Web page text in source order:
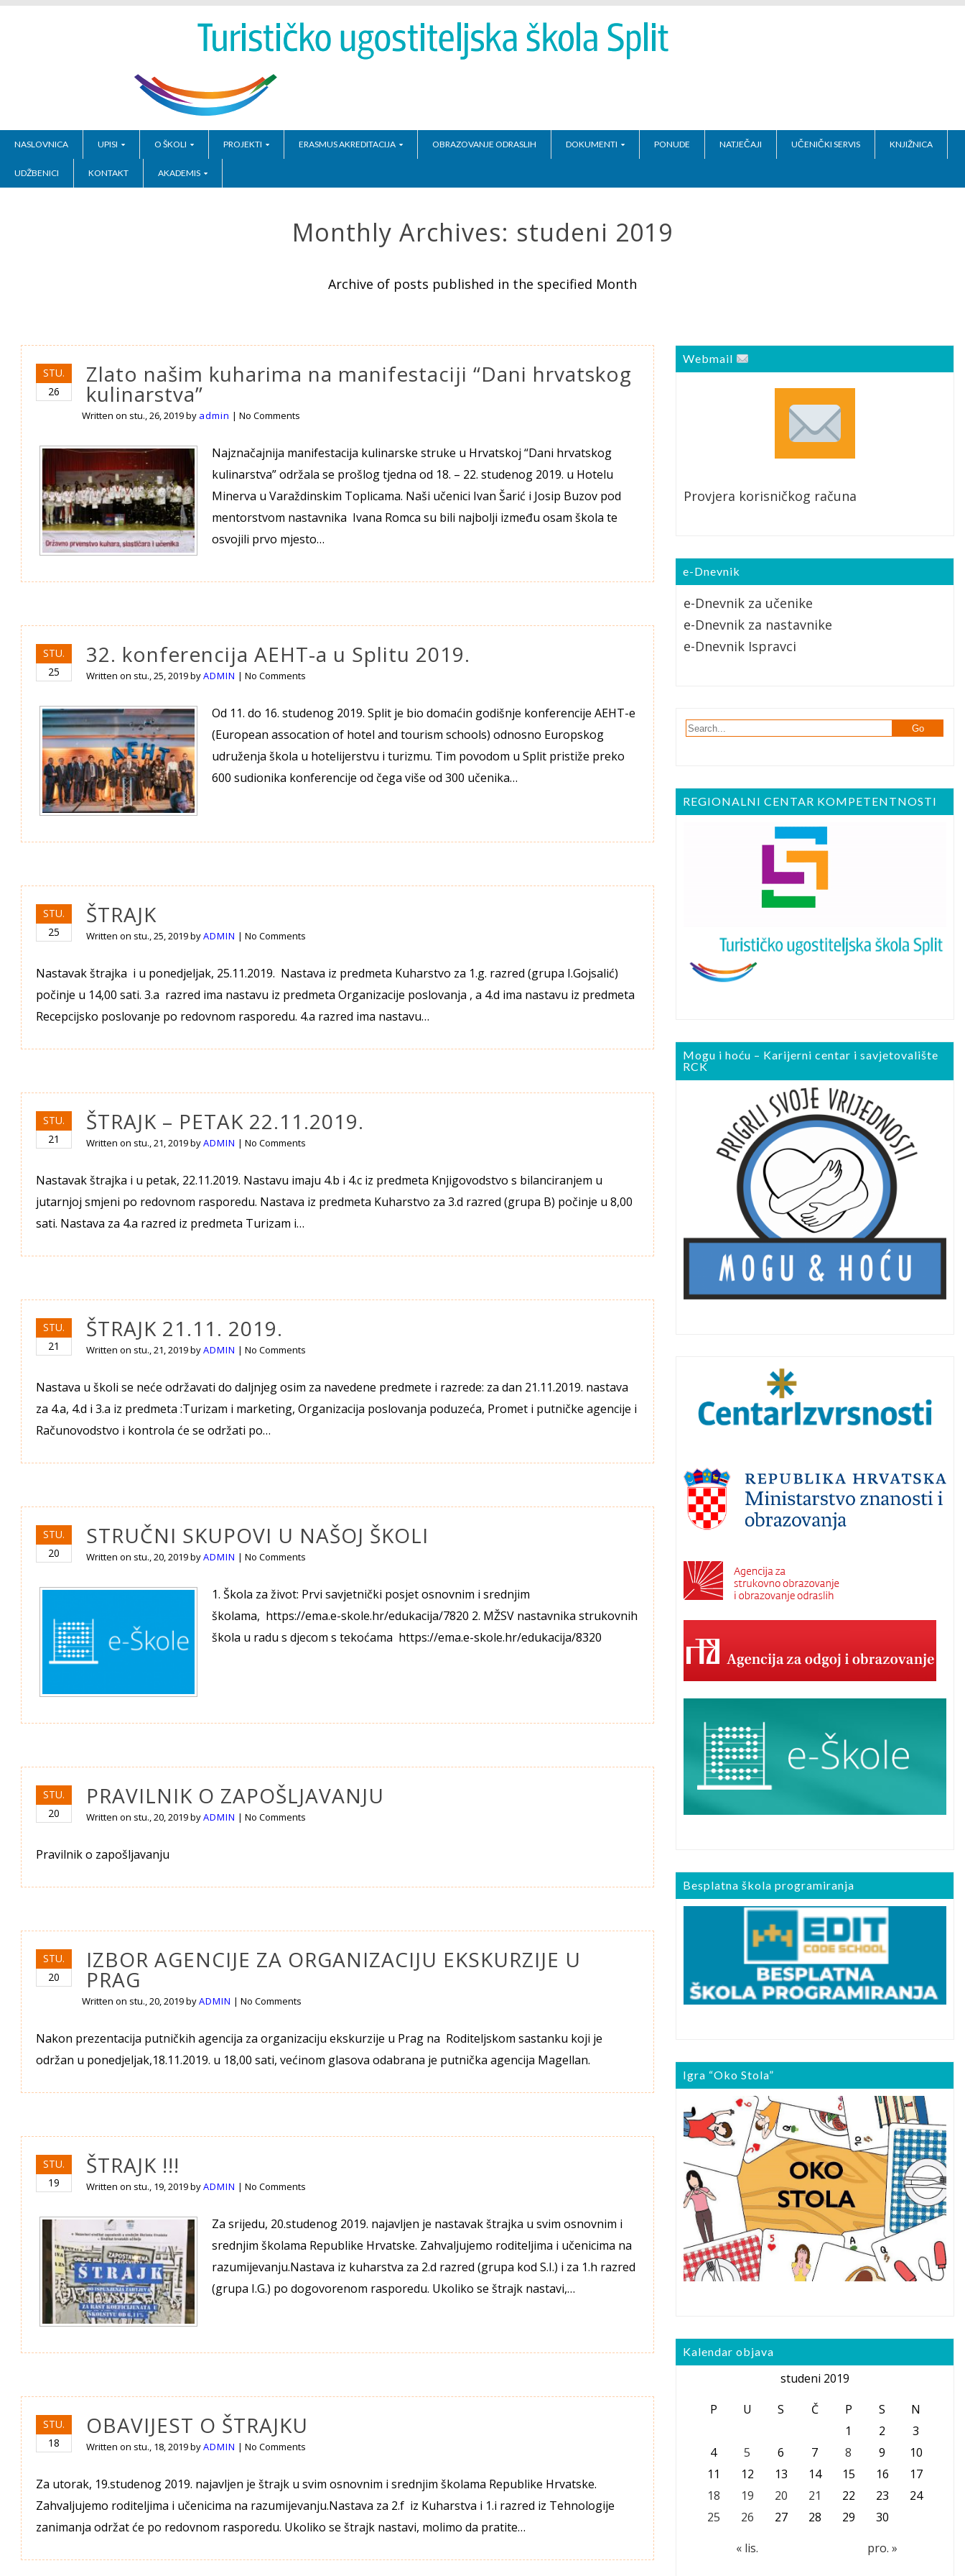
NASLOVNICA UPISI O ŠKOLI PROJEKTI ERASMUS AKREDITACIJA OBRAZOVANJE ODRASLIH DOKUMENTI PONUDE NATJEČAJI UČENIČKI SERVIS KNJIŽNICA
UDŽBENICI KONTAKT AKADEMIS
Monthly Archives: studeni 2019
Archive of posts published in the specified Month
STU.
26
Zlato našim kuharima na manifestaciji “Dani hrvatskog
kulinarstva”
Written on stu., 26, 2019by admin |No Comments
Najznačajnija manifestacija kulinarske struke u Hrvatskoj “Dani hrvatskog
kulinarstva” održala se prošlog tjedna od 18. – 22. studenog 2019. u Hotelu
Minerva u Varaždinskim Toplicama. Naši učenici Ivan Šarić i Josip Buzov pod
mentorstvom nastavnika Ivana Romca su bili najbolji između osam škola te
osvojili prvo mjesto…
STU.
25
32. konferencija AEHT-a u Splitu 2019.
Written on stu., 25, 2019byADMIN |No Comments
Od 11. do 16. studenog 2019. Split je bio domaćin godišnje konferencije AEHT-e
(European assocation of hotel and tourism schools) odnosno Europskog
udruženja škola u hotelijerstvu i turizmu. Tim povodom u Split pristiže preko
600 sudionika konferencije od čega više od 300 učenika…
STU.
25
ŠTRAJK
Written on stu., 25, 2019byADMIN |No Comments
Nastavak štrajka i u ponedjeljak, 25.11.2019. Nastava iz predmeta Kuharstvo za 1.g. razred (grupa I.Gojsalić)
počinje u 14,00 sati. 3.a razred ima nastavu iz predmeta Organizacije poslovanja , a 4.d ima nastavu iz predmeta
Recepcijsko poslovanje po redovnom rasporedu. 4.a razred ima nastavu…
STU.
21
ŠTRAJK – PETAK 22.11.2019.
Written on stu., 21, 2019byADMIN |No Comments
Nastavak štrajka i u petak, 22.11.2019. Nastavu imaju 4.b i 4.c iz predmeta Knjigovodstvo s bilanciranjem u
jutarnjoj smjeni po redovnom rasporedu. Nastava iz predmeta Kuharstvo za 3.d razred (grupa B) počinje u 8,00
sati. Nastava za 4.a razred iz predmeta Turizam i…
STU.
21
ŠTRAJK 21.11. 2019.
Written on stu., 21, 2019byADMIN |No Comments
Nastava u školi se neće održavati do daljnjeg osim za navedene predmete i razrede: za dan 21.11.2019. nastava
za 4.a, 4.d i 3.a iz predmeta :Turizam i marketing, Organizacija poslovanja poduzeća, Promet i putničke agencije i
Računovodstvo i kontrola će se održati po…
STU.
20
STRUČNI SKUPOVI U NAŠOJ ŠKOLI
Written on stu., 20, 2019byADMIN |No Comments
1. Škola za život: Prvi savjetnički posjet osnovnim i srednjim
školama, https://ema.e-skole.hr/edukacija/7820 2. MŽSV nastavnika strukovnih
škola u radu s djecom s tekoćama https://ema.e-skole.hr/edukacija/8320
STU.
20
PRAVILNIK O ZAPOŠLJAVANJU
Written on stu., 20, 2019byADMIN |No Comments
Pravilnik o zapošljavanju
STU.
20
IZBOR AGENCIJE ZA ORGANIZACIJU EKSKURZIJE U
PRAG
Written on stu., 20, 2019byADMIN |No Comments
Nakon prezentacija putničkih agencija za organizaciju ekskurzije u Prag na Roditeljskom sastanku koji je
održan u ponedjeljak,18.11.2019. u 18,00 sati, većinom glasova odabrana je putnička agencija Magellan.
STU.
19
ŠTRAJK !!!
Written on stu., 19, 2019byADMIN |No Comments
Za srijedu, 20.studenog 2019. najavljen je nastavak štrajka u svim osnovnim i
srednjim školama Republike Hrvatske. Zahvaljujemo roditeljima i učenicima na
razumijevanju.Nastava iz kuharstva za 2.d razred (grupa kod S.I.) i za 1.h razred
(grupa I.G.) po dogovorenom rasporedu. Ukoliko se štrajk nastavi,…
STU.
18
OBAVIJEST O ŠTRAJKU
Written on stu., 18, 2019byADMIN |No Comments
Za utorak, 19.studenog 2019. najavljen je štrajk u svim osnovnim i srednjim školama Republike Hrvatske.
Zahvaljujemo roditeljima i učenicima na razumijevanju.Nastava za 2.f iz Kuharstva i 1.i razred iz Tehnologije
zanimanja održat će po redovnom rasporedu. Ukoliko se štrajk nastavi, molimo da pratite…
Webmail
Provjera korisničkog računa
e-Dnevnik
e-Dnevnik za učenike
e-Dnevnik za nastavnike
e-Dnevnik Ispravci
REGIONALNI CENTAR KOMPETENTNOSTI
Mogu i hoću – Karijerni centar i savjetovalište
RCK
Besplatna škola programiranja
Igra “Oko Stola”
Kalendar objava
studeni 2019
P
U S Č P S N
« lis. pro. »
1 2
3
4
5 6 7 8 9
10
11
12 13 14 15 16
17
18
19 20 21 22 23
24
25
26 27 28 29 30